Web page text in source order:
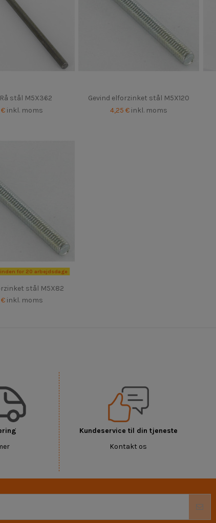
stål M5X362
inkl. moms
Gevind elforzinket stål M5X120
4,25 € inkl. moms
for 20 arbejdsdage
stål M5X82
inkl. moms
Kundeservice til din tjeneste
Kontakt os